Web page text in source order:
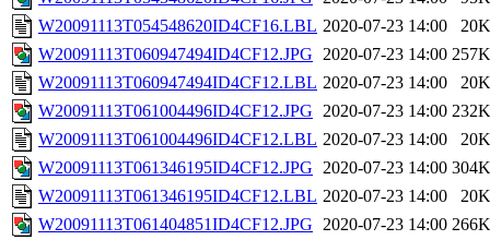
W20091113T054548620ID4CF16.LBL 2020-07-23 14:00
20K
W20091113T060947494ID4CF12.JPG 2020-07-23 14:00 257K
W20091113T060947494ID4CF12.LBL 2020-07-23 14:00
20K
W20091113T061004496ID4CF12.JPG 2020-07-23 14:00 232K
W20091113T061004496ID4CF12.LBL 2020-07-23 14:00
20K
W20091113T061346195ID4CF12.JPG 2020-07-23 14:00 304K
W20091113T061346195ID4CF12.LBL 2020-07-23 14:00
20K
W20091113T061404851ID4CF12.JPG 2020-07-23 14:00 266K